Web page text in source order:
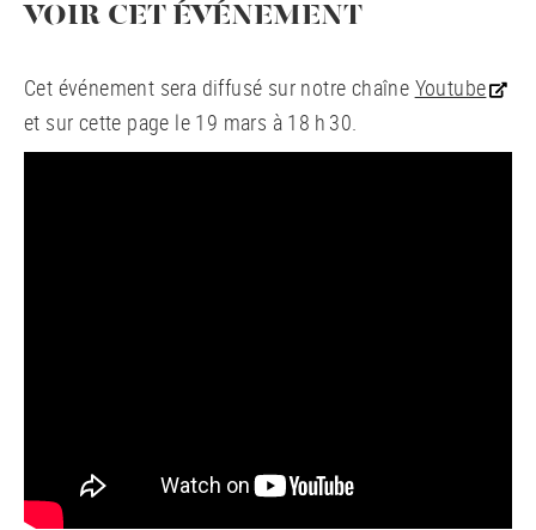
VOIR CET ÉVÉNEMENT
Cet événement sera diffusé sur notre chaîne Youtube
et sur cette page le 19 mars à 18 h 30.